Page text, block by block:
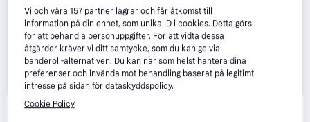
Produkten finns även hos
Vi och våra157 partner lagrar och får åtkomst till
information på din enhet, som unika ID i cookies. Detta görs
för att behandla personuppgifter. För att vidta dessa
åtgärder kräver vi ditt samtycke, som du kan ge via
banderoll-alternativen. Du kan när som helst hantera dina
preferenser och invända mot behandling baserat på legitimt
intresse på sidan för dataskyddspolicy.
Cookie Policy